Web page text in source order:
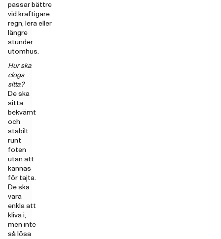
passar bättre
vid kraftigare
regn, lera eller
längre
stunder
utomhus.
Hur ska
clogs
sitta?
De ska
sitta
bekvämt
och
stabilt
runt
foten
utan att
kännas
för tajta.
De ska
vara
enkla att
kliva i,
men inte
så lösa